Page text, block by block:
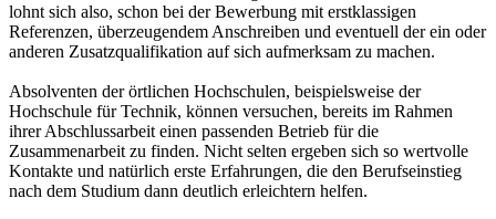
lohnt sich also, schon bei der Bewerbung mit erstklassigen
Referenzen, überzeugendem Anschreiben und eventuell der ein oder
anderen Zusatzqualifikation auf sich aufmerksam zu machen.
Absolventen der örtlichen Hochschulen, beispielsweise der
Hochschule für Technik, können versuchen, bereits im Rahmen
ihrer Abschlussarbeit einen passenden Betrieb für die
Zusammenarbeit zu finden. Nicht selten ergeben sich so wertvolle
Kontakte und natürlich erste Erfahrungen, die den Berufseinstieg
nach dem Studium dann deutlich erleichtern helfen.